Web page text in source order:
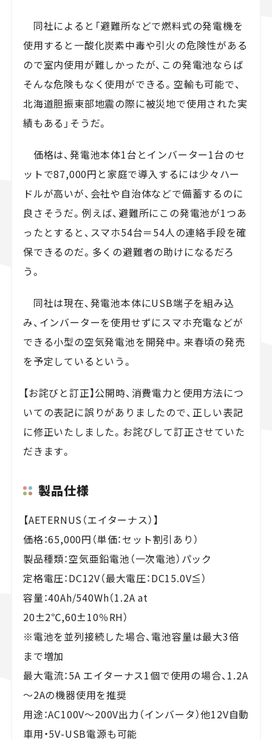
同社によると「避難所などで燃料式の発電機を
使用すると一酸化炭素中毒や引火の危険性がある
ので室内使用が難しかったが、この発電池ならば
そんな危険もなく使用ができる。空輸も可能で、
北海道胆振東部地震の際に被災地で使用された実
績もある」そうだ。
価格は、発電池本体1台とインバーター1台のセ
ットで87,000円と家庭で導入するには少々ハー
ドルが高いが、会社や自治体などで備蓄するのに
良さそうだ。例えば、避難所にこの発電池が1つあ
ったとすると 、スマホ54台＝54人の連絡手段を確
保できるのだ。多くの避難者の助けになるだろ
う。
同社は現在、発電池本体にUSB端子を組み込
み、インバーターを使用せずにスマホ充電などが
できる小型の空気発電池を開発中。来春頃の発売
を予定しているという。
【お詫びと訂正】公開時、消費電力と使用方法につ
いての表記に誤りがありましたので、正しい表記
に修正いたしました。お詫びして訂正させていた
だきます。
製品仕様
【AETERNUS（エイターナス）】
価格：65,000円（単価：セット割引あり）
製品種類：空気亜鉛電池（一次電池）パック
定格電圧：DC12V（最大電圧：DC15.0V≦）
容量：40Ah/540Wh（1.2A at
20±2℃,60±10％RH）
※電池を並列接続した場合、電池容量は最大3倍
まで増加
最大電流：5A エイターナス1個で使用の場合、1.2A
～2Aの機器使用を推奨
用途：AC100V～200V出力（インバータ）他12V自動
車用・5V-USB電源も可能